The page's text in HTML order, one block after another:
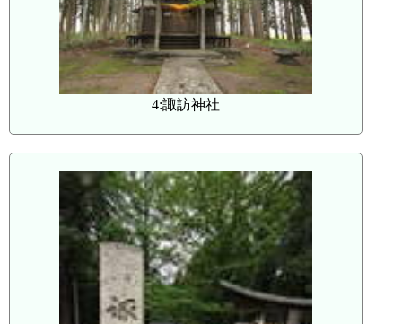
4:諏訪神社